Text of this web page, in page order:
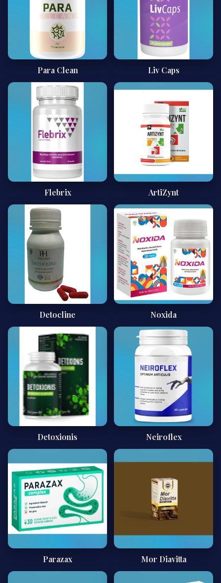
Para Clean Liv Caps
Flebrix ArtiZynt
Detocline Noxida
Detoxionis Neiroflex
Parazax Mor Diavitta